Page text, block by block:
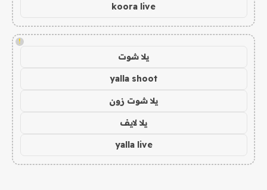
koora live
!
يلا شوت
yalla shoot
يلا شوت زون
يلا لايف
yalla live